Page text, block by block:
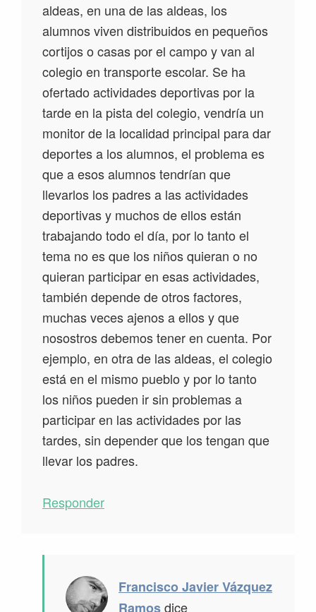
aldeas, en una de las aldeas, los
alumnos viven distribuidos en pequeños
cortijos o casas por el campo y van al
colegio en transporte escolar. Se ha
ofertado actividades deportivas por la
tarde en la pista del colegio, vendría un
monitor de la localidad principal para dar
deportes a los alumnos, el problema es
que a esos alumnos tendrían que
llevarlos los padres a las actividades
deportivas y muchos de ellos están
trabajando todo el día, por lo tanto el
tema no es que los niños quieran o no
quieran participar en esas actividades,
también depende de otros factores,
muchas veces ajenos a ellos y que
nosostros debemos tener en cuenta. Por
ejemplo, en otra de las aldeas, el colegio
está en el mismo pueblo y por lo tanto
los niños pueden ir sin problemas a
participar en las actividades por las
tardes, sin depender que los tengan que
llevar los padres.
Responder
Francisco Javier Vázquez
Ramosdice